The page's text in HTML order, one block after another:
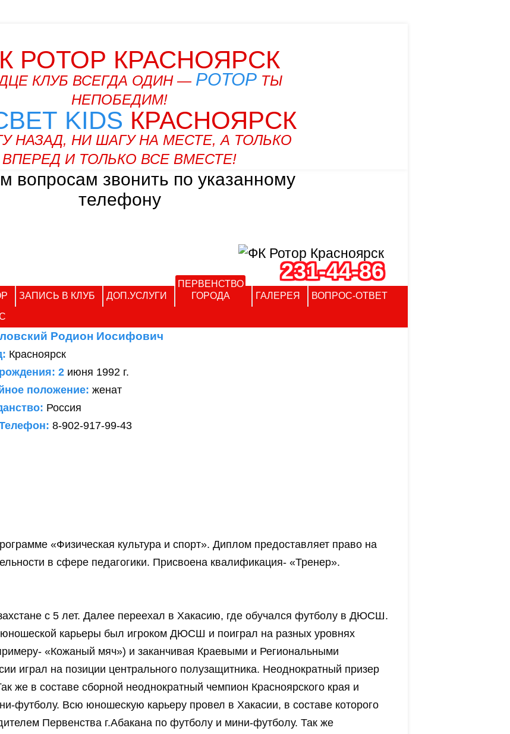
РОТОР КРАСНОЯРСК
КЛУБ ВСЕГДА ОДИН — РОТОР ТЫ
НЕПОБЕДИМ!
KIDS КРАСНОЯРСК
НАЗАД, НИ ШАГУ НА МЕСТЕ, А ТОЛЬКО
ВПЕРЕД И ТОЛЬКО ВСЕ ВМЕСТЕ!
вопросам звонить по указанному
телефону
231-44-86
ЗАПИСЬ В КЛУБ ДОП.УСЛУГИ
ПЕРВЕНСТВО
ГОРОДА
ГАЛЕРЕЯ ВОПРОС-ОТВЕТ
Родион Иосифович
Красноярск
2 июня 1992 г.
положение: женат
Россия
8-902-917-99-43
«Физическая культура и спорт». Диплом предоставляет право на
в сфере педагогики. Присвоена квалификация- «Тренер».
с 5 лет. Далее переехал в Хакасию, где обучался футболу в ДЮСШ.
карьеры был игроком ДЮСШ и поиграл на разных уровнях
«Кожаный мяч») и заканчивая Краевыми и Региональными
играл на позиции центрального полузащитника. Неоднократный призер
же в составе сборной неоднократный чемпион Красноярского края и
футболу. Всю юношескую карьеру провел в Хакасии, в составе которого
Первенства г.Абакана по футболу и мини-футболу. Так же